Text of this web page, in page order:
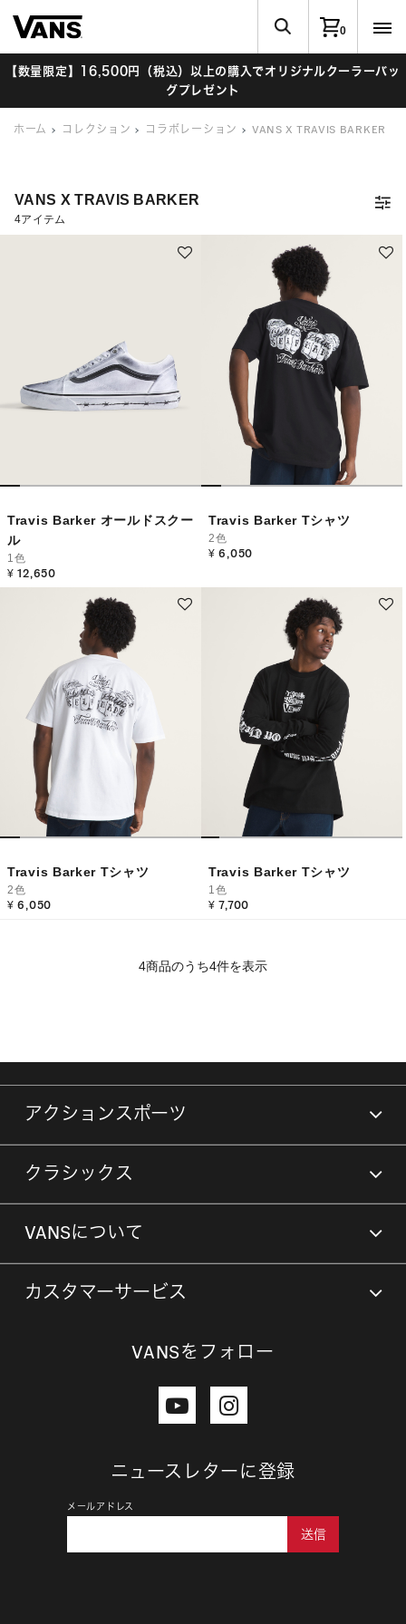
0
【数量限定】16,500円（税込）以上の購入でオリジナルクーラーバッ
グプレゼント
ホーム コレクション コラボレーション VANS X TRAVIS BARKER
VANS X TRAVIS BARKER
Travis Barker オールドスクー
ル
1色
¥ 12,650
Travis Barker Tシャツ
2色
¥ 6,050
Travis Barker Tシャツ
2色
¥ 6,050
Travis Barker Tシャツ
1色
¥ 7,700
4商品のうち4件を表示
アクションスポーツ
クラシックス
VANSについて
カスタマーサービス
VANSをフォロー
ニュースレターに登録
メールアドレス
送信